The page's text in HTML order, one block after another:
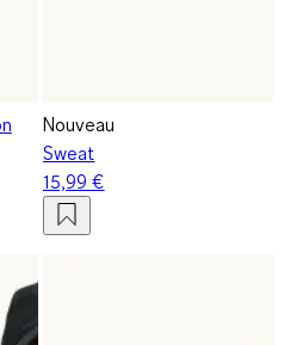
Nouveau
Sweat
15,99 €